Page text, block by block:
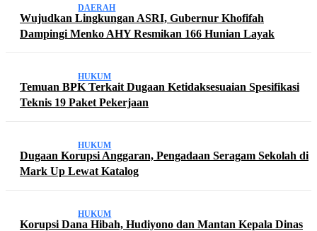
DAERAH
Wujudkan Lingkungan ASRI, Gubernur Khofifah
Dampingi Menko AHY Resmikan 166 Hunian Layak
HUKUM
Temuan BPK Terkait Dugaan Ketidaksesuaian Spesifikasi
Teknis 19 Paket Pekerjaan
HUKUM
Dugaan Korupsi Anggaran, Pengadaan Seragam Sekolah di
Mark Up Lewat Katalog
HUKUM
Korupsi Dana Hibah, Hudiyono dan Mantan Kepala Dinas